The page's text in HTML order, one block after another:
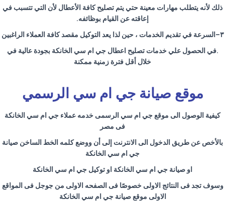
ذلك لأنه يتطلب مهارات معينة حتي يتم تصليح كافة الأعطال لأن التي تتسبب في
إعاقته عن القيام بوظائفه.
٣– السرعة في تقديم الخدمات ، حين لذا يعد التوكيل مقصد كافة العملاء الراغبين
.في الحصول علي خدمات تصليح اعطال جي ام سي الخانكة بجودة عالية في
خلال أقل فترة زمنية ممكنة
موقع صيانة جي ام سي الرسمي
كيفية الوصول الى موقع جي ام سي الرسمى خدمه عملاء جي ام سي الخانكة
فى مصر
بالأخص عن طريق الدخول الى الانترنت إلى أن ووضع كلمه الخط الساخن صيانة
جي ام سي الخانكة
او صيانة جي ام سي الخانكة او توكيل جي ام سي الخانكة
وسوف تجد فى النتائج الاولى خصوصًا فى الصفحه الاولى من جوجل فى المواقع
الاولى موقع صيانة جي ام سي الخانكة